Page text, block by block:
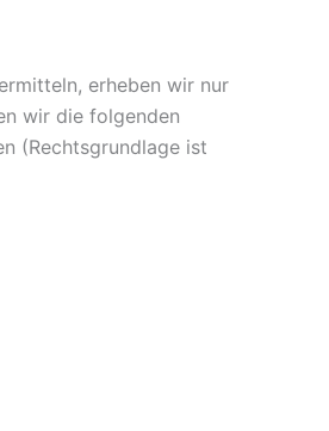
erheben wir nur
wir die folgenden
(Rechtsgrundlage ist